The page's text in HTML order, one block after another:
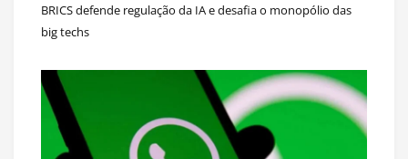
BRICS defende regulação da IA e desafia o monopólio das
big techs